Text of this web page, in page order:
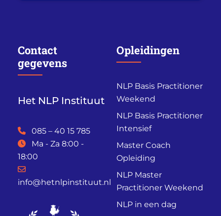
Contact
gegevens
Het NLP Instituut
085 – 40 15 785
Ma - Za 8:00 -
18:00
info@hetnlpinstituut.nl
Opleidingen
NLP Basis Practitioner
Weekend
NLP Basis Practitioner
Intensief
Master Coach
Opleiding
NLP Master
Practitioner Weekend
NLP in een dag